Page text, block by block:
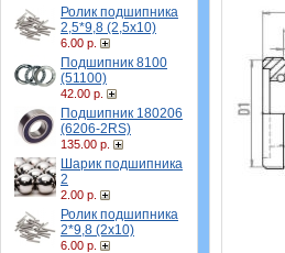
Ролик подшипника
2,5*9,8 (2,5х10)
6.00 р.
Подшипник 8100
(51100)
42.00 р.
Подшипник 180206
(6206-2RS)
135.00 р.
Шарик подшипника
2
2.00 р.
Ролик подшипника
2*9,8 (2х10)
6.00 р.